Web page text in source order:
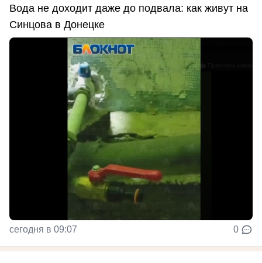
Вода не доходит даже до подвала: как живут на
Синцова в Донецке
сегодня в 09:07 0